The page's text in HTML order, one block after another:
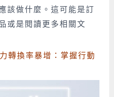
該做什麼。這可能是訂
或是閱讀更多相關文
轉換率暴增：掌握行動